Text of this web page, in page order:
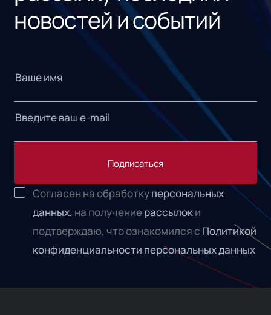
новостей и событий
Подписаться
Согласен на обработкуперсональных
данных, на получениерассылоки
подтверждаю, что ознакомился с Политикой
конфиденциальности персональных данных